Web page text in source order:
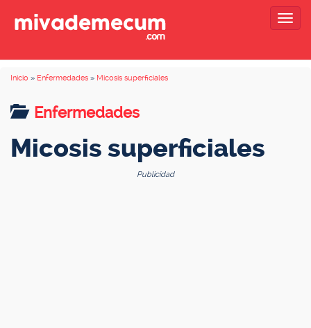
Inicio » Enfermedades » Micosis superficiales
Enfermedades
Micosis superficiales
Publicidad